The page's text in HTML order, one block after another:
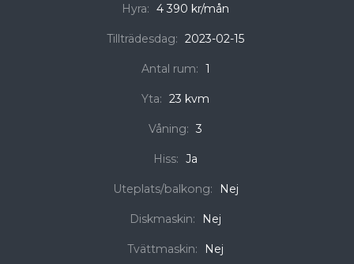
Hyra: 4 390 kr/mån
Tillträdesdag: 2023-02-15
Antal rum: 1
Yta: 23 kvm
Våning: 3
Hiss: Ja
Uteplats/balkong: Nej
Diskmaskin: Nej
Tvättmaskin: Nej